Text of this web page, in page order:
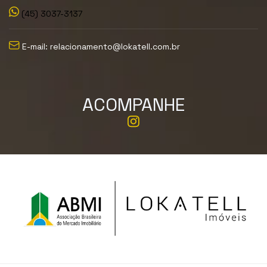
(45) 3037-3137
E-mail: relacionamento@lokatell.com.br
ACOMPANHE